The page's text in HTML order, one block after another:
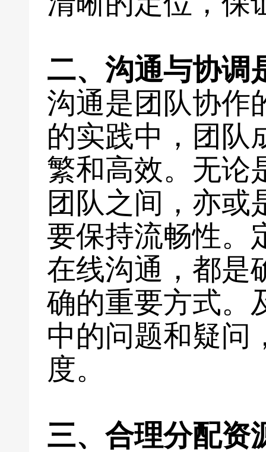
二、沟通与协调
沟通是团队协作
的实践中，团队
繁和高效。无论
团队之间，亦或
要保持流畅性。
在线沟通，都是
确的重要方式。
中的问题和疑问
度。
三、合理分配资